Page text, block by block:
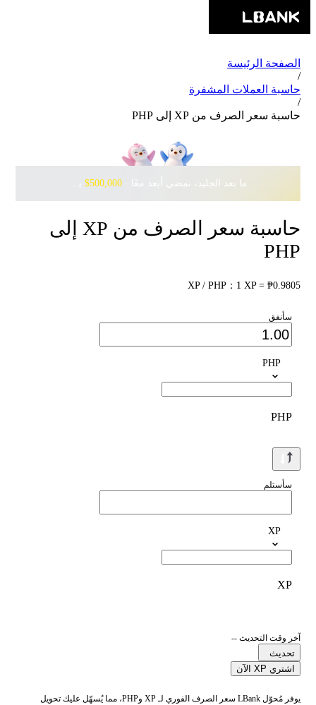
الصفحة الرئيسة
/
حاسبة العملات المشفرة
/
حاسبة سعر الصرف من XP إلى PHP
ما بعد الجليد، نمضي أبعد معًا · ‎ $500,000بانتظارك مع Pudgy Penguins
حاسبة سعر الصرف من XP إلى
PHP
XP / PHP：1 XP = ₱0.9805
سأنفق
PHP
PHP
سأستلم
XP
XP
آخر وقت التحديث --
تحديث
اشتري XP الآن
يوفر مُحوّل LBank سعر الصرف الفوري لـ XP وPHP، مما يُسهّل عليك تحويل